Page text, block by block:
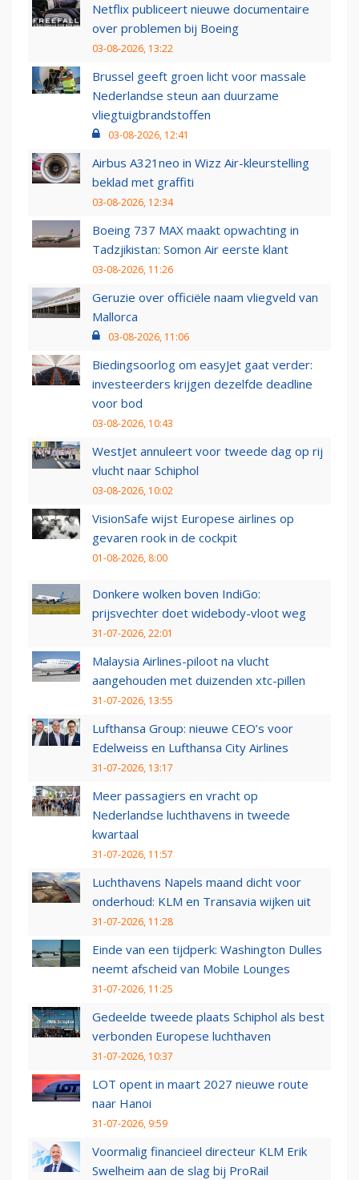
Netflix publiceert nieuwe documentaire
over problemen bij Boeing
03-08-2026, 13:22
Brussel geeft groen licht voor massale
Nederlandse steun aan duurzame
vliegtuigbrandstoffen
03-08-2026, 12:41
Airbus A321neo in Wizz Air-kleurstelling
beklad met graffiti
03-08-2026, 12:34
Boeing 737 MAX maakt opwachting in
Tadzjikistan: Somon Air eerste klant
03-08-2026, 11:26
Geruzie over officiële naam vliegveld van
Mallorca
03-08-2026, 11:06
Biedingsoorlog om easyJet gaat verder:
investeerders krijgen dezelfde deadline
voor bod
03-08-2026, 10:43
WestJet annuleert voor tweede dag op rij
vlucht naar Schiphol
03-08-2026, 10:02
VisionSafe wijst Europese airlines op
gevaren rook in de cockpit
01-08-2026, 8:00
Donkere wolken boven IndiGo:
prijsvechter doet widebody-vloot weg
31-07-2026, 22:01
Malaysia Airlines-piloot na vlucht
aangehouden met duizenden xtc-pillen
31-07-2026, 13:55
Lufthansa Group: nieuwe CEO’s voor
Edelweiss en Lufthansa City Airlines
31-07-2026, 13:17
Meer passagiers en vracht op
Nederlandse luchthavens in tweede
kwartaal
31-07-2026, 11:57
Luchthavens Napels maand dicht voor
onderhoud: KLM en Transavia wijken uit
31-07-2026, 11:28
Einde van een tijdperk: Washington Dulles
neemt afscheid van Mobile Lounges
31-07-2026, 11:25
Gedeelde tweede plaats Schiphol als best
verbonden Europese luchthaven
31-07-2026, 10:37
LOT opent in maart 2027 nieuwe route
naar Hanoi
31-07-2026, 9:59
Voormalig financieel directeur KLM Erik
Swelheim aan de slag bij ProRail